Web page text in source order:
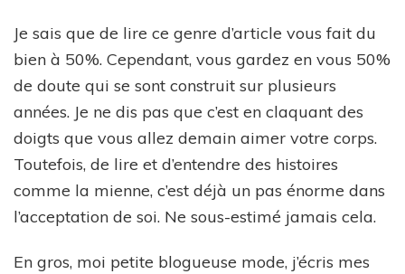
Je sais que de lire ce genre d’article vous fait du
bien à 50%. Cependant, vous gardez en vous 50%
de doute qui se sont construit sur plusieurs
années. Je ne dis pas que c’est en claquant des
doigts que vous allez demain aimer votre corps.
Toutefois, de lire et d’entendre des histoires
comme la mienne, c’est déjà un pas énorme dans
l’acceptation de soi. Ne sous-estimé jamais cela.
En gros, moi petite blogueuse mode, j’écris mes